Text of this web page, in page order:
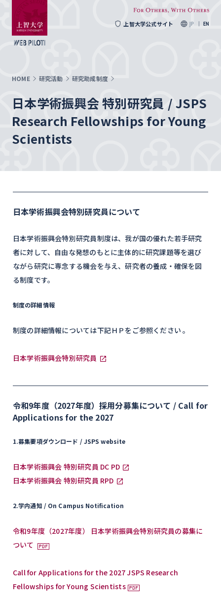
上智大学公式サイト JP EN
HOME 研究活動 研究助成制度
日本学術振興会 特別研究員 / JSPS
Research Fellowships for Young
Scientists
日本学術振興会特別研究員について
日本学術振興会特別研究員制度は、我が国の優れた若手研究
者に対して、自由な発想のもとに主体的に研究課題等を選び
ながら研究に専念する機会を与え、研究者の養成・確保を図
る制度です。
制度の詳細情報
制度の詳細情報については下記ＨＰをご参照ください 。
日本学術振興会特別研究員
令和9年度（2027年度）採用分募集について / Call for
Applications for the 2027
1.募集要項ダウンロード / JSPS website
日本学術振興会 特別研究員 DC PD
日本学術振興会 特別研究員 RPD
2.学内通知 / On Campus Notification
令和9年度（2027年度） 日本学術振興会特別研究員の募集に
ついて
Call for Applications for the 2027 JSPS Research
Fellowships for Young Scientists